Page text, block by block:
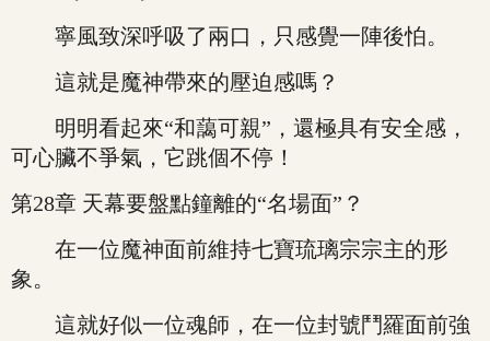
寧風致深呼吸了兩口，只感覺一陣後怕。
這就是魔神帶來的壓迫感嗎？
明明看起來“和藹可親”，還極具有安全感，
可心臟不爭氣，它跳個不停！
第28章 天幕要盤點鐘離的“名場面”？
在一位魔神面前維持七寶琉璃宗宗主的形
象。
這就好似一位魂師，在一位封號鬥羅面前強